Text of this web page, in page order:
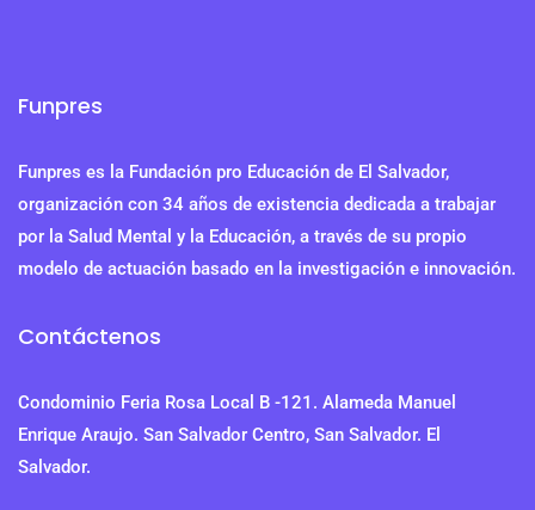
Funpres
Funpres es la Fundación pro Educación de El Salvador,
organización con 34 años de existencia dedicada a trabajar
por la Salud Mental y la Educación, a través de su propio
modelo de actuación basado en la investigación e innovación.
Contáctenos
Condominio Feria Rosa Local B -121. Alameda Manuel
Enrique Araujo. San Salvador Centro, San Salvador. El
Salvador.